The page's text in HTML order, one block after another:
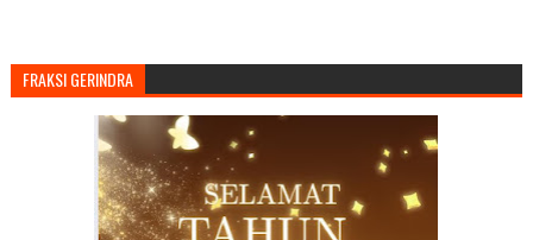
FRAKSI GERINDRA